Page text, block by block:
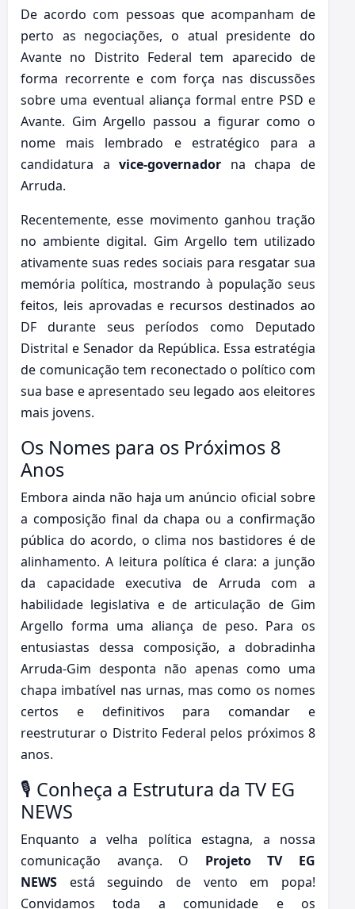
De acordo com pessoas que acompanham de
perto as negociações, o atual presidente do
Avante no Distrito Federal tem aparecido de
forma recorrente e com força nas discussões
sobre uma eventual aliança formal entre PSD e
Avante. Gim Argello passou a figurar como o
nome mais lembrado e estratégico para a
candidatura avice-governador na chapa de
Arruda.
Recentemente, esse movimento ganhou tração
no ambiente digital. Gim Argello tem utilizado
ativamente suas redes sociais para resgatar sua
memória política, mostrando à população seus
feitos, leis aprovadas e recursos destinados ao
DF durante seus períodos como Deputado
Distrital e Senador da República. Essa estratégia
de comunicação tem reconectado o político com
sua base e apresentado seu legado aos eleitores
mais jovens.
Os Nomes para os Próximos 8
Anos
Embora ainda não haja um anúncio oficial sobre
a composição final da chapa ou a confirmação
pública do acordo, o clima nos bastidores é de
alinhamento. A leitura política é clara: a junção
da capacidade executiva de Arruda com a
habilidade legislativa e de articulação de Gim
Argello forma uma aliança de peso. Para os
entusiastas dessa composição, a dobradinha
Arruda-Gim desponta não apenas como uma
chapa imbatível nas urnas, mas como os nomes
certos e definitivos para comandar e
reestruturar o Distrito Federal pelos próximos 8
anos.
🎙️ Conheça a Estrutura da TV EG
NEWS
Enquanto a velha política estagna, a nossa
comunicação avança. O Projeto TV EG
NEWS está seguindo de vento em popa!
Convidamos toda a comunidade e os